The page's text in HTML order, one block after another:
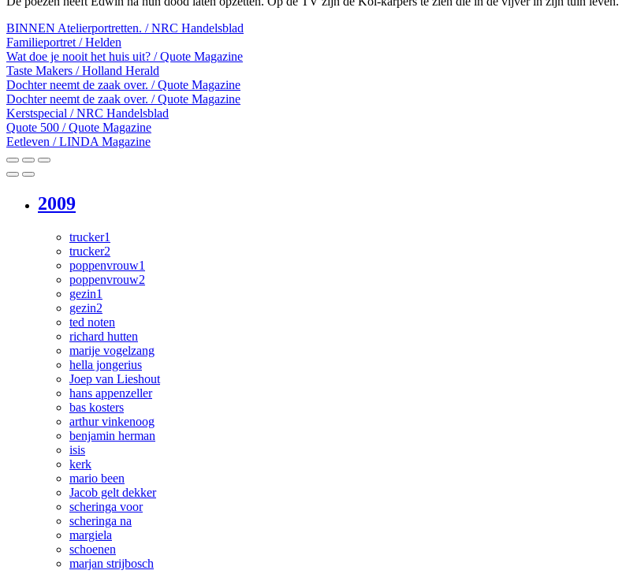
BINNEN Atelierportretten. / NRC Handelsblad
Familieportret / Helden
Wat doe je nooit het huis uit? / Quote Magazine
Taste Makers / Holland Herald
Dochter neemt de zaak over. / Quote Magazine
Dochter neemt de zaak over. / Quote Magazine
Kerstspecial / NRC Handelsblad
Quote 500 / Quote Magazine
Eetleven / LINDA Magazine
2009
trucker1
trucker2
poppenvrouw1
poppenvrouw2
gezin1
gezin2
ted noten
richard hutten
marije vogelzang
hella jongerius
Joep van Lieshout
hans appenzeller
bas kosters
arthur vinkenoog
benjamin herman
isis
kerk
mario been
Jacob gelt dekker
scheringa voor
scheringa na
margiela
schoenen
marjan strijbosch